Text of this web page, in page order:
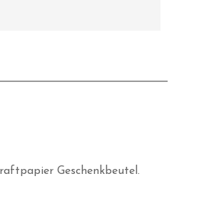
Geschenkbeutel.